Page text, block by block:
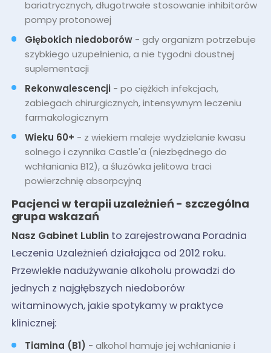
bariatrycznych, długotrwałe stosowanie inhibitorów
pompy protonowej
Głębokich niedoborów - gdy organizm potrzebuje
szybkiego uzupełnienia, a nie tygodni doustnej
suplementacji
Rekonwalescencji - po ciężkich infekcjach,
zabiegach chirurgicznych, intensywnym leczeniu
farmakologicznym
Wieku 60+ - z wiekiem maleje wydzielanie kwasu
solnego i czynnika Castle'a (niezbędnego do
wchłaniania B12), a śluzówka jelitowa traci
powierzchnię absorpcyjną
Pacjenci w terapii uzależnień - szczególna
grupa wskazań
Nasz Gabinet Lublinto zarejestrowana Poradnia
Leczenia Uzależnień działająca od 2012 roku.
Przewlekłe nadużywanie alkoholu prowadzi do
jednych z najgłębszych niedoborów
witaminowych, jakie spotykamy w praktyce
klinicznej:
Tiamina (B1) - alkohol hamuje jej wchłanianie i